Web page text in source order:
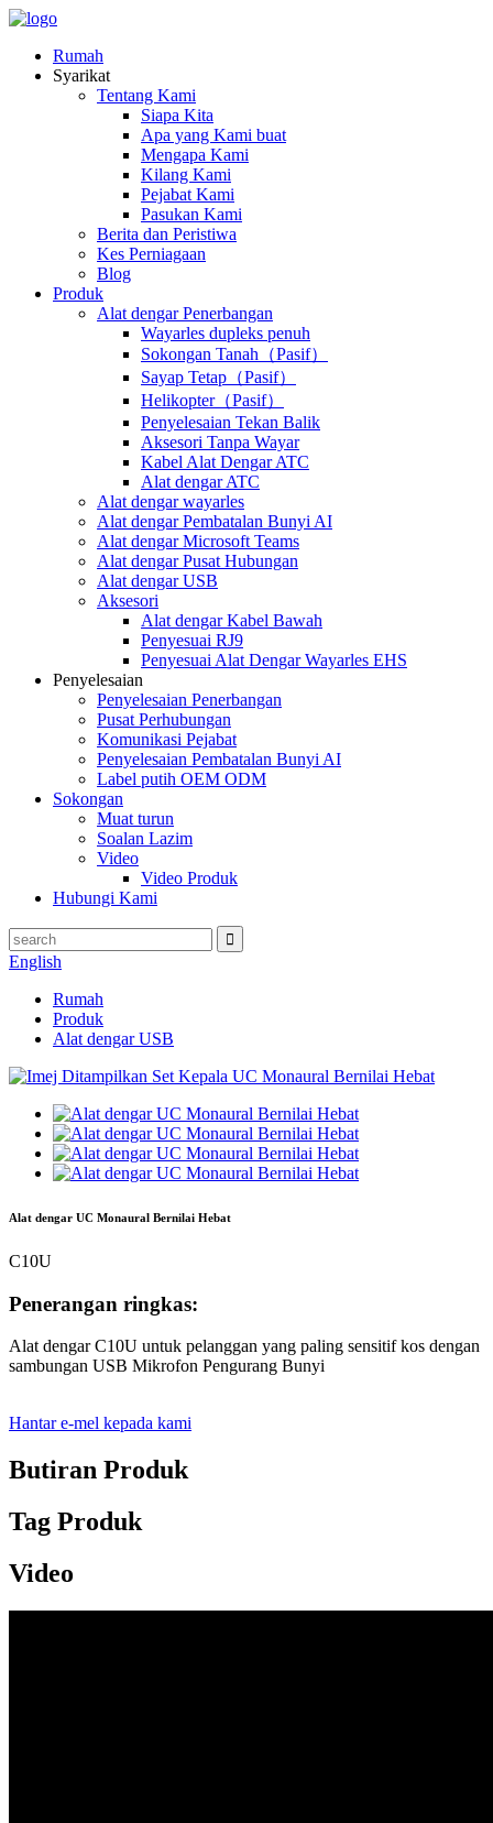
Rumah
Syarikat
Tentang Kami
Siapa Kita
Apa yang Kami buat
Mengapa Kami
Kilang Kami
Pejabat Kami
Pasukan Kami
Berita dan Peristiwa
Kes Perniagaan
Blog
Produk
Alat dengar Penerbangan
Wayarles dupleks penuh
Sokongan Tanah（Pasif）
Sayap Tetap（Pasif）
Helikopter（Pasif）
Penyelesaian Tekan Balik
Aksesori Tanpa Wayar
Kabel Alat Dengar ATC
Alat dengar ATC
Alat dengar wayarles
Alat dengar Pembatalan Bunyi AI
Alat dengar Microsoft Teams
Alat dengar Pusat Hubungan
Alat dengar USB
Aksesori
Alat dengar Kabel Bawah
Penyesuai RJ9
Penyesuai Alat Dengar Wayarles EHS
Penyelesaian
Penyelesaian Penerbangan
Pusat Perhubungan
Komunikasi Pejabat
Penyelesaian Pembatalan Bunyi AI
Label putih OEM ODM
Sokongan
Muat turun
Soalan Lazim
Video
Video Produk
Hubungi Kami
English
Rumah
Produk
Alat dengar USB
Alat dengar UC Monaural Bernilai Hebat
C10U
Penerangan ringkas:
Alat dengar C10U untuk pelanggan yang paling sensitif kos dengan
sambungan USB Mikrofon Pengurang Bunyi
Hantar e-mel kepada kami
Butiran Produk
Tag Produk
Video